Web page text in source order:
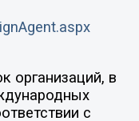
организаций, в
с